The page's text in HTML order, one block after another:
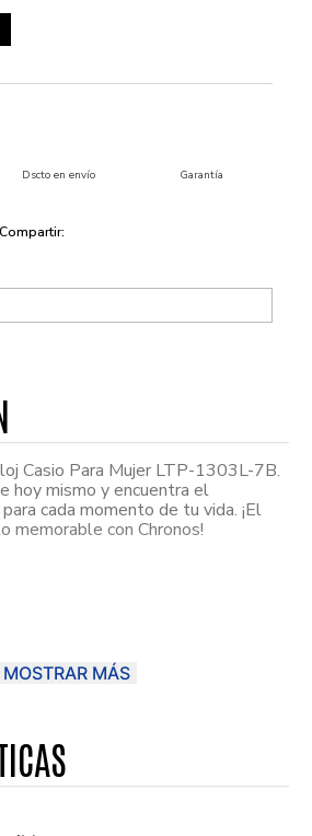
Dscto en envío Garantía
Casio Para Mujer LTP-1303L-7B.
hoy mismo y encuentra el
cada momento de tu vida. ¡El
memorable con Chronos!
MOSTRAR MÁS